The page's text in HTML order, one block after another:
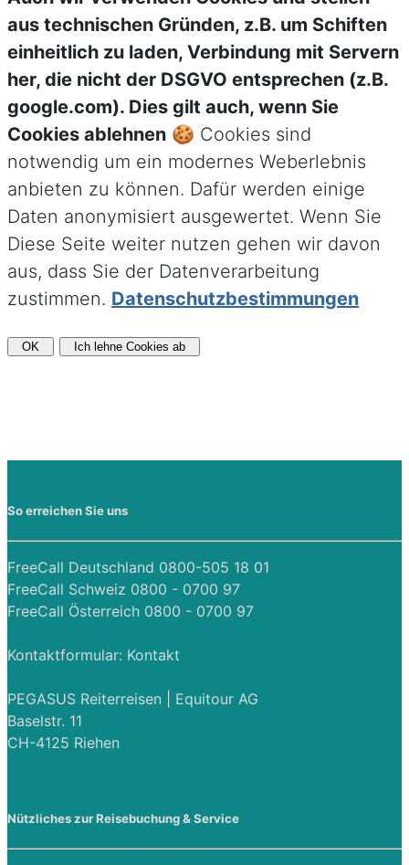
aus technischen Gründen, z.B. um Schiften
einheitlich zu laden, Verbindung mit Servern
her, die nicht der DSGVO entsprechen (z.B.
google.com). Dies gilt auch, wenn Sie
Cookies ablehnen 🍪 Cookies sind
notwendig um ein modernes Weberlebnis
anbieten zu können. Dafür werden einige
Daten anonymisiert ausgewertet. Wenn Sie
Diese Seite weiter nutzen gehen wir davon
aus, dass Sie der Datenverarbeitung
zustimmen. Datenschutzbestimmungen
OK Ich lehne Cookies ab
So erreichen Sie uns
FreeCall Deutschland 0800-505 18 01
FreeCall Schweiz 0800 - 0700 97
FreeCall Österreich 0800 - 0700 97
Kontaktformular: Kontakt
PEGASUS Reiterreisen | Equitour AG
Baselstr. 11
CH-4125 Riehen
Nützliches zur Reisebuchung & Service